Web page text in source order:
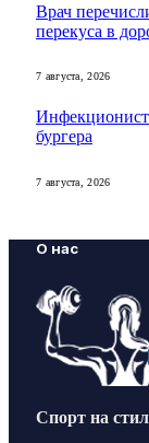
Врач
перекуса в
7 августа, 2026
бургера
7 августа, 2026
О нас
Спорт на